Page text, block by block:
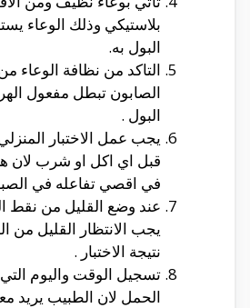
بلاستيكي وذلك الوعاء
البول به.
التاكد من نظافة الوعاء
الصابون تبطل مفعول
البول .
يجب عمل الاختبار
قبل اي اكل او شرب لان
في اقصي تفاعله في
عند وضع القليل من نقط
يجب الانتظار القليل من
نتيجة الاختبار .
تسجيل الوقت واليوم التي
الحمل لان الطبيب يريد